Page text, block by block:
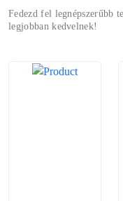
Fedezd fel legnépszerűbb
legjobban kedvelnek!